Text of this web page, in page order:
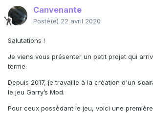
Canvenante
Posté(e) 22 avril 2020
Salutations !
Je viens vous présenter un petit projet qui
terme.
Depuis 2017, je travaille à la création d'un
le jeu Garry’s Mod.
Pour ceux possèdant le jeu, voici une